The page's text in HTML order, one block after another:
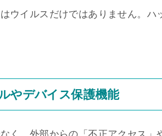
ウイルスだけではありません。
やデバイス保護機能
く、外部からの「不正アクセス